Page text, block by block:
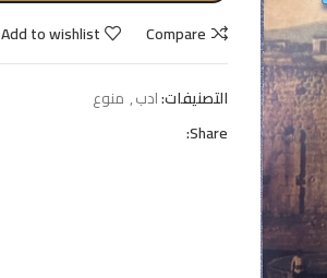
Compare
Add to wishlist
التصنيفات:ادب, منوع
Share: